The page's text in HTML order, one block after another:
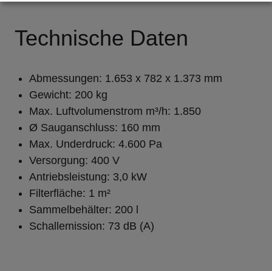
Technische Daten
Abmessungen: 1.653 x 782 x 1.373 mm
Gewicht: 200 kg
Max. Luftvolumenstrom m³/h: 1.850
Ø Sauganschluss: 160 mm
Max. Underdruck: 4.600 Pa
Versorgung: 400 V
Antriebsleistung: 3,0 kW
Filterfläche: 1 m²
Sammelbehälter: 200 l
Schallemission: 73 dB (A)